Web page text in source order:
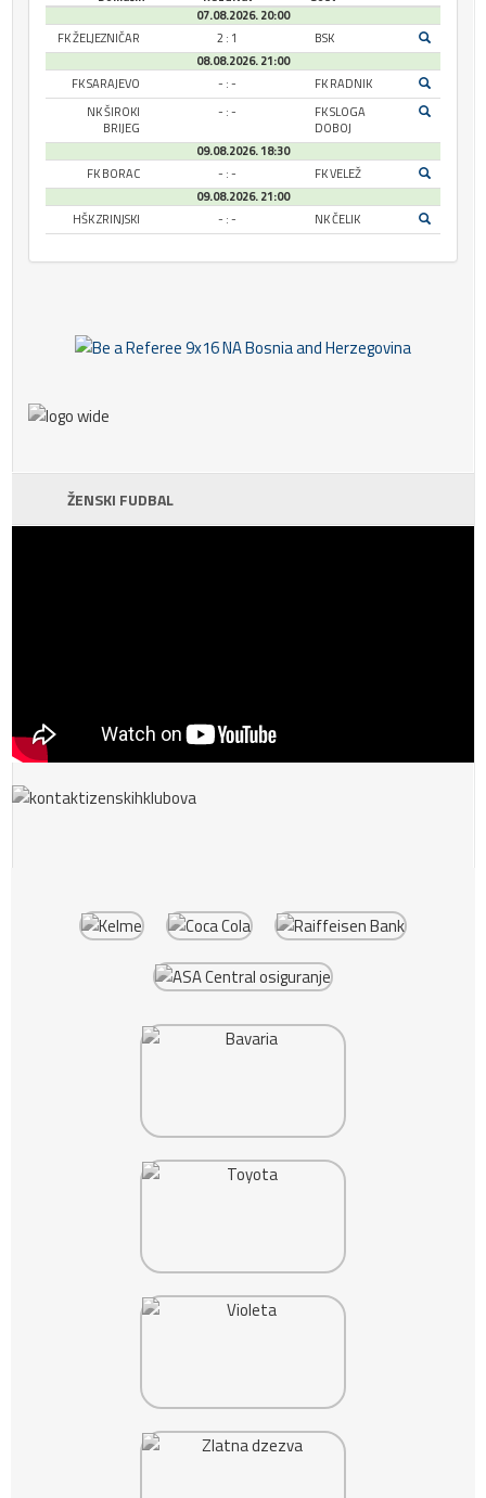
07.08.2026. 20:00
FK ŽELJEZNIČAR
2 : 1
BSK
08.08.2026. 21:00
FK SARAJEVO
- : -
FK RADNIK
NK ŠIROKI
BRIJEG
- : -
FK SLOGA
DOBOJ
09.08.2026. 18:30
FK BORAC
- : -
FK VELEŽ
09.08.2026. 21:00
HŠK ZRINJSKI
- : - NK ČELIK
ŽENSKI FUDBAL